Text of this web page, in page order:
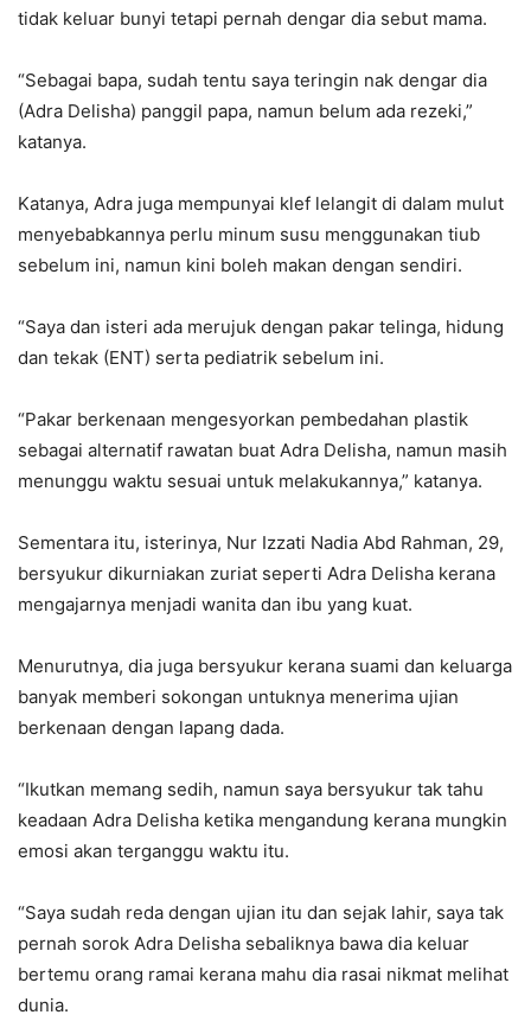
tidak keluar bunyi tetapi pernah dengar dia sebut mama.
“Sebagai bapa, sudah tentu saya teringin nak dengar dia
(Adra Delisha) panggil papa, namun belum ada rezeki,”
katanya.
Katanya, Adra juga mempunyai klef lelangit di dalam mulut
menyebabkannya perlu minum susu menggunakan tiub
sebelum ini, namun kini boleh makan dengan sendiri.
“Saya dan isteri ada merujuk dengan pakar telinga, hidung
dan tekak (ENT) serta pediatrik sebelum ini.
“Pakar berkenaan mengesyorkan pembedahan plastik
sebagai alternatif rawatan buat Adra Delisha, namun masih
menunggu waktu sesuai untuk melakukannya,” katanya.
Sementara itu, isterinya, Nur Izzati Nadia Abd Rahman, 29,
bersyukur dikurniakan zuriat seperti Adra Delisha kerana
mengajarnya menjadi wanita dan ibu yang kuat.
Menurutnya, dia juga bersyukur kerana suami dan keluarga
banyak memberi sokongan untuknya menerima ujian
berkenaan dengan lapang dada.
“Ikutkan memang sedih, namun saya bersyukur tak tahu
keadaan Adra Delisha ketika mengandung kerana mungkin
emosi akan terganggu waktu itu.
“Saya sudah reda dengan ujian itu dan sejak lahir, saya tak
pernah sorok Adra Delisha sebaliknya bawa dia keluar
bertemu orang ramai kerana mahu dia rasai nikmat melihat
dunia.